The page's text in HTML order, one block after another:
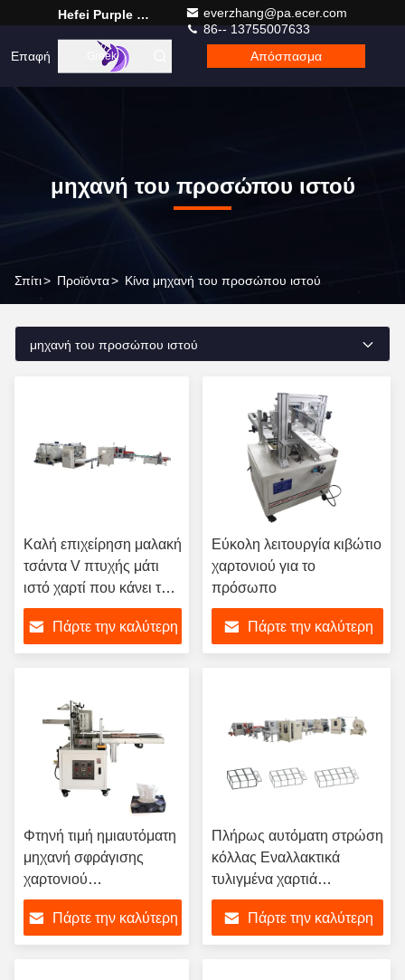
Hefei Purple Horn E-Commerce Co., Ltd.
everzhang@pa.ecer.com
86-- 13755007633
Επαφή
Greek Απόσπασμα
μηχανή του προσώπου ιστού
Σπίτι> Προϊόντα> Κίνα μηχανή του προσώπου ιστού
μηχανή του προσώπου ιστού
Καλή επιχείρηση μαλακή
τσάντα V πτυχής μάτι
ιστό χαρτί που κάνει το
μηχάνημα πλήρης
γραμμή παραγωγής
Πάρτε την καλύτερη
Εύκολη λειτουργία κιβώτιο
χαρτονιού για το
πρόσωπο
Πάρτε την καλύτερη
Φτηνή τιμή ημιαυτόματη
μηχανή σφράγισης
χαρτονιού
χαρτομάντηλων
προσώπου
Πάρτε την καλύτερη
Πλήρως αυτόματη στρώση
κόλλας Εναλλακτικά
τυλιγμένα χαρτιά
Τυφλώματα / πετσέτες
χεριών / χαρτιά
προσώπου
Πάρτε την καλύτερη